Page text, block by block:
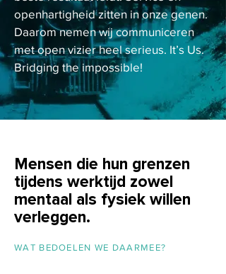
openhartigheid zitten in onze genen.
Daarom nemen wij communiceren
met open vizier heel serieus. It’s Us.
Bridging the impossible!
Mensen die hun grenzen
tijdens werktijd zowel
mentaal als fysiek willen
verleggen.
WAT BEDOELEN WE DAARMEE?